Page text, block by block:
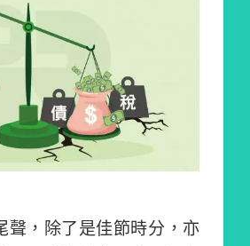
聲，除了是佳節時分，亦